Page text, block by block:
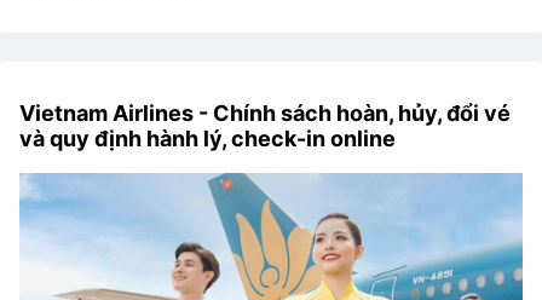
Vietnam Airlines - Chính sách hoàn, hủy, đổi vé
và quy định hành lý, check-in online